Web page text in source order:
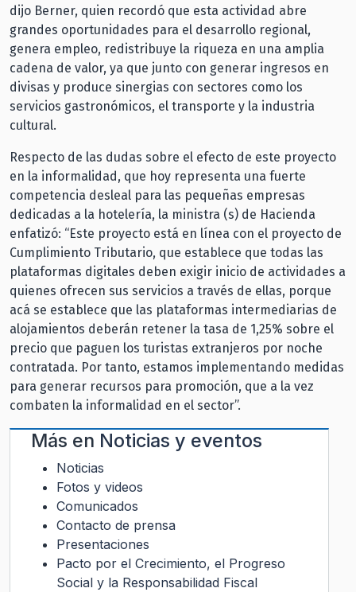
dijo Berner, quien recordó que esta actividad abre
grandes oportunidades para el desarrollo regional,
genera empleo, redistribuye la riqueza en una amplia
cadena de valor, ya que junto con generar ingresos en
divisas y produce sinergias con sectores como los
servicios gastronómicos, el transporte y la industria
cultural.
Respecto de las dudas sobre el efecto de este proyecto
en la informalidad, que hoy representa una fuerte
competencia desleal para las pequeñas empresas
dedicadas a la hotelería, la ministra (s) de Hacienda
enfatizó: “Este proyecto está en línea con el proyecto de
Cumplimiento Tributario, que establece que todas las
plataformas digitales deben exigir inicio de actividades a
quienes ofrecen sus servicios a través de ellas, porque
acá se establece que las plataformas intermediarias de
alojamientos deberán retener la tasa de 1,25% sobre el
precio que paguen los turistas extranjeros por noche
contratada. Por tanto, estamos implementando medidas
para generar recursos para promoción, que a la vez
combaten la informalidad en el sector”.
Más en Noticias y eventos
Noticias
Fotos y videos
Comunicados
Contacto de prensa
Presentaciones
Pacto por el Crecimiento, el Progreso
Social y la Responsabilidad Fiscal